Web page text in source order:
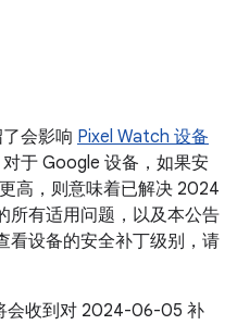
会影响 Pixel Watch 设备
于 Google 设备，如果安
高，则意味着已解决 2024
所有适用问题，以及本公告
看设备的安全补丁级别，请
会收到对 2024-06-05 补